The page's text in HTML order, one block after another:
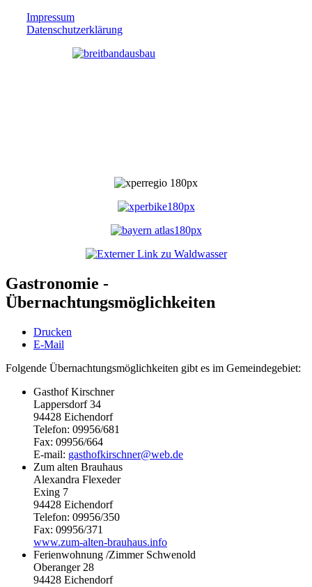
Impressum
Datenschutzerklärung
Gastronomie -
Übernachtungsmöglichkeiten
Drucken
E-Mail
Folgende Übernachtungsmöglichkeiten gibt es im Gemeindegebiet:
Gasthof Kirschner
Lappersdorf 34
94428 Eichendorf
Telefon: 09956/681
Fax: 09956/664
E-mail: gasthofkirschner@web.de
Zum alten Brauhaus
Alexandra Flexeder
Exing 7
94428 Eichendorf
Telefon: 09956/350
Fax: 09956/371
www.zum-alten-brauhaus.info
Ferienwohnung /Zimmer Schwenold
Oberanger 28
94428 Eichendorf